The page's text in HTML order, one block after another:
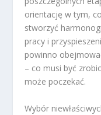
orientację w tym,
stworzyć
pracy i
powinno
– co musi być
może poczekać.
Wybór